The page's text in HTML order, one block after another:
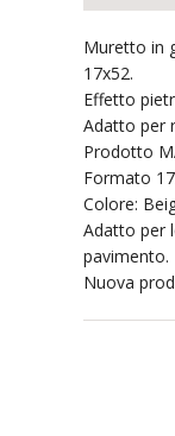
Muretto in
17x52.
Effetto
Adatto per
Prodotto
Formato
Colore:
Adatto per
pavimento.
Nuova